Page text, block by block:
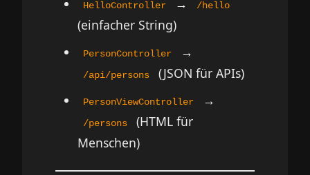
HelloController → /hello
(einfacher String)
PersonController →
/api/persons (JSON für APIs)
PersonViewController →
/persons
(HTML für
Menschen)